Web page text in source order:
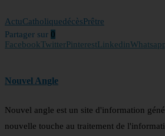
ActuCatholiquedécèsPrêtre
Partager sur 0
FacebookTwitterPinterestLinkedin
Nouvel Angle
Nouvel angle est un site d'information
nouvelle touche au traitement de